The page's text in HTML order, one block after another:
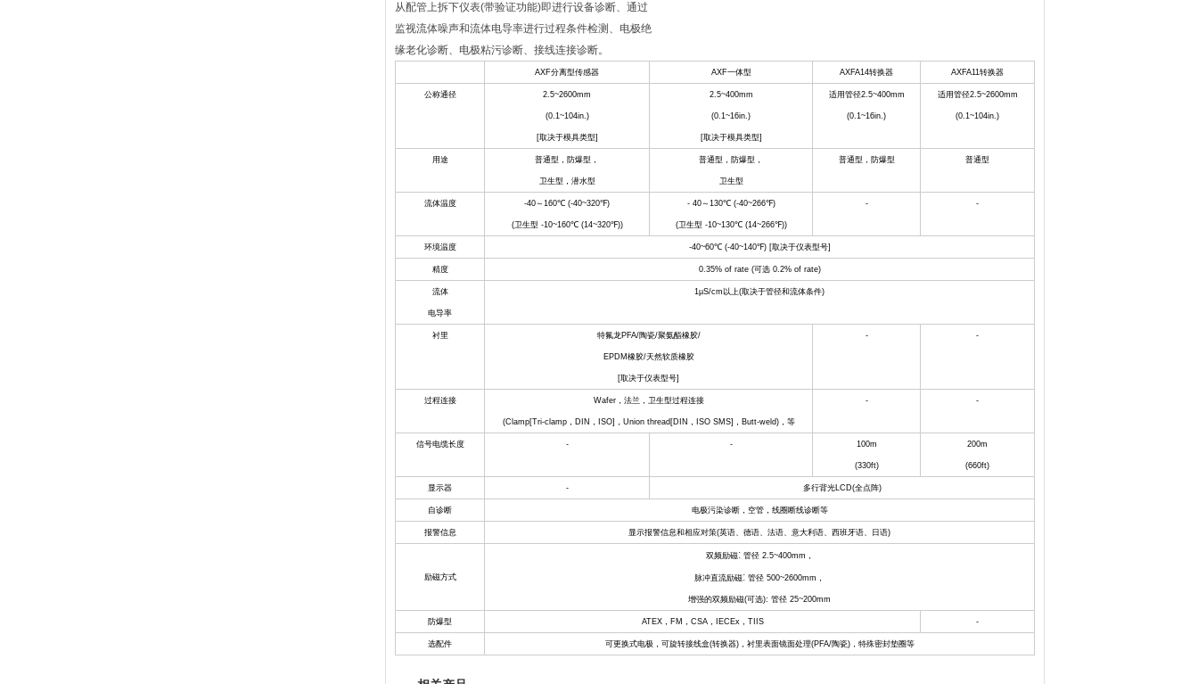
从配管上拆下仪表(带验证功能)即进行设备诊断、通过
监视流体噪声和流体电导率进行过程条件检测、电极绝
缘老化诊断、电极粘污诊断、接线连接诊断。
AXF分离型传感器 AXF一体型 AXFA14转换器 AXFA11转换器
公称通径 2.5~2600mm
(0.1~104in.)
[取决于模具类型]
2.5~400mm
(0.1~16in.)
[取决于模具类型]
适用管径2.5~400mm
(0.1~16in.)
适用管径2.5~2600mm
(0.1~104in.)
用途 普通型，防爆型，
卫生型，潜水型
普通型，防爆型，
卫生型
普通型，防爆型 普通型
流体温度 -40 ～ 160℃ (-40~320℉)
(卫生型 -10~160℃(14~320℉))
- 40～ 130℃(-40~266℉)
(卫生型 -10~130℃(14~266℉))
- -
环境温度 -40~60℃(-40~140℉) [取决于仪表型号]
精度 0.35% of rate (可选0.2% of rate)
流体
电导率
1µS/cm 以上(取决于管径和流体条件)
衬里 特氟龙PFA/陶瓷/聚氨酯橡胶/
EPDM 橡胶/天然软质橡胶
[取决于仪表型号]
- -
过程连接 Wafer，法兰，卫生型过程连接
(Clamp[Tri-clamp， DIN ， ISO] ， Union thread[DIN ， ISO SMS] ， Butt-weld)，等
- -
信号电缆长度 - - 100m
(330ft)
200m
(660ft)
显示器 - 多行背光LCD(全点阵)
自诊断 电极污染诊断，空管，线圈断线诊断等
报警信息 显示报警信息和相应对策(英语、德语、法语、意大利语、西班牙语、日语)
励磁方式
双频励磁: 管径2.5~400mm ，
脉冲直流励磁: 管径 500~2600mm ，
增强的双频励磁(可选): 管径 25~200mm
防爆型 ATEX， FM ， CSA， IECEx， TIIS -
选配件 可更换式电极，可旋转接线盒(转换器)，衬里表面镜面处理(PFA/陶瓷)，特殊密封垫圈等